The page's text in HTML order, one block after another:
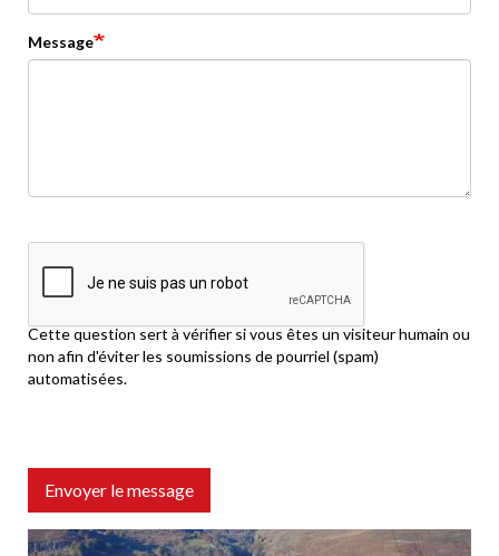
Message
Cette question sert à vérifier si vous êtes un visiteur humain ou
non afin d'éviter les soumissions de pourriel (spam)
automatisées.
Envoyer le message